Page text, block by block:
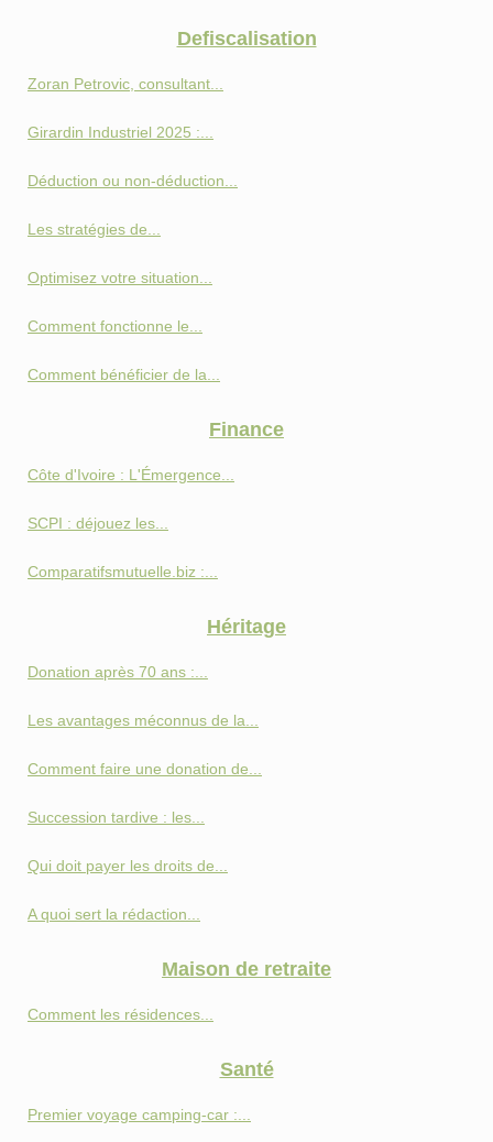
Defiscalisation
Zoran Petrovic, consultant...
Girardin Industriel 2025 :...
Déduction ou non-déduction...
Les stratégies de...
Optimisez votre situation...
Comment fonctionne le...
Comment bénéficier de la...
Finance
Côte d'Ivoire : L'Émergence...
SCPI : déjouez les...
Comparatifsmutuelle.biz :...
Héritage
Donation après 70 ans :...
Les avantages méconnus de la...
Comment faire une donation de...
Succession tardive : les...
Qui doit payer les droits de...
A quoi sert la rédaction...
Maison de retraite
Comment les résidences...
Santé
Premier voyage camping-car :...